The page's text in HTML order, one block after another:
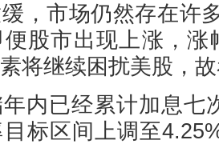
，市场仍然存在许
股市出现上涨，涨
将继续困扰美股，
已经累计加息七
标区间上调至